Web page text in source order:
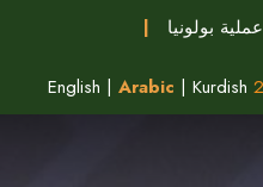
عملية بولونيا |
English | Arabic | Kurdish